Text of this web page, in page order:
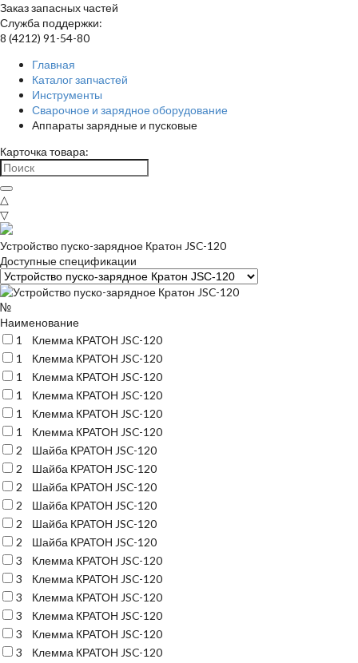
Заказ запасных частей
Служба поддержки:
8 (4212) 91-54-80
Главная
Каталог запчастей
Инструменты
Сварочное и зарядное оборудование
Аппараты зарядные и пусковые
Карточка товара:
△
▽
Устройство пуско-зарядное Кратон JSC-120
Доступные спецификации
№
Наименование
1
Клемма КРАТОН JSC-120
1
Клемма КРАТОН JSC-120
1
Клемма КРАТОН JSC-120
1
Клемма КРАТОН JSC-120
1
Клемма КРАТОН JSC-120
1
Клемма КРАТОН JSC-120
2
Шайба КРАТОН JSC-120
2
Шайба КРАТОН JSC-120
2
Шайба КРАТОН JSC-120
2
Шайба КРАТОН JSC-120
2
Шайба КРАТОН JSC-120
2
Шайба КРАТОН JSC-120
3
Клемма КРАТОН JSC-120
3
Клемма КРАТОН JSC-120
3
Клемма КРАТОН JSC-120
3
Клемма КРАТОН JSC-120
3
Клемма КРАТОН JSC-120
3
Клемма КРАТОН JSC-120